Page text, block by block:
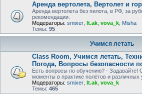
Аренда вертолета, Вертолет и
Аренда вертолета без пилота, в РФ, за
рекомендации.
Модераторы: smixer lt.ak vova_k Misha
Темы: 95
Учимся летать
Class Room, Учимся летать,
Погода, Вопросы безопасности
Есть вопросы по обучению? - Задавайте!
моменты в практике полётов и различных
Модераторы: smixer lt.ak vova_k
Темы: 465